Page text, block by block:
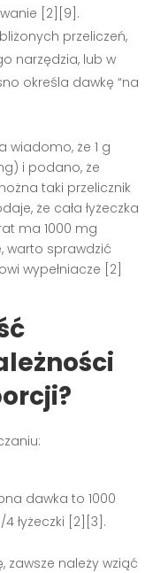
[2][9] .
przeliczeń,
narzędzia, lub w
określa dawkę “na
wiadomo, że 1 g
i podano, że
taki przelicznik
że cała łyżeczka
ma 1000 mg
warto sprawdzić
wypełniacze [2]
dawka to 1000
łyżeczki [2][3] .
zawsze należy wziąć